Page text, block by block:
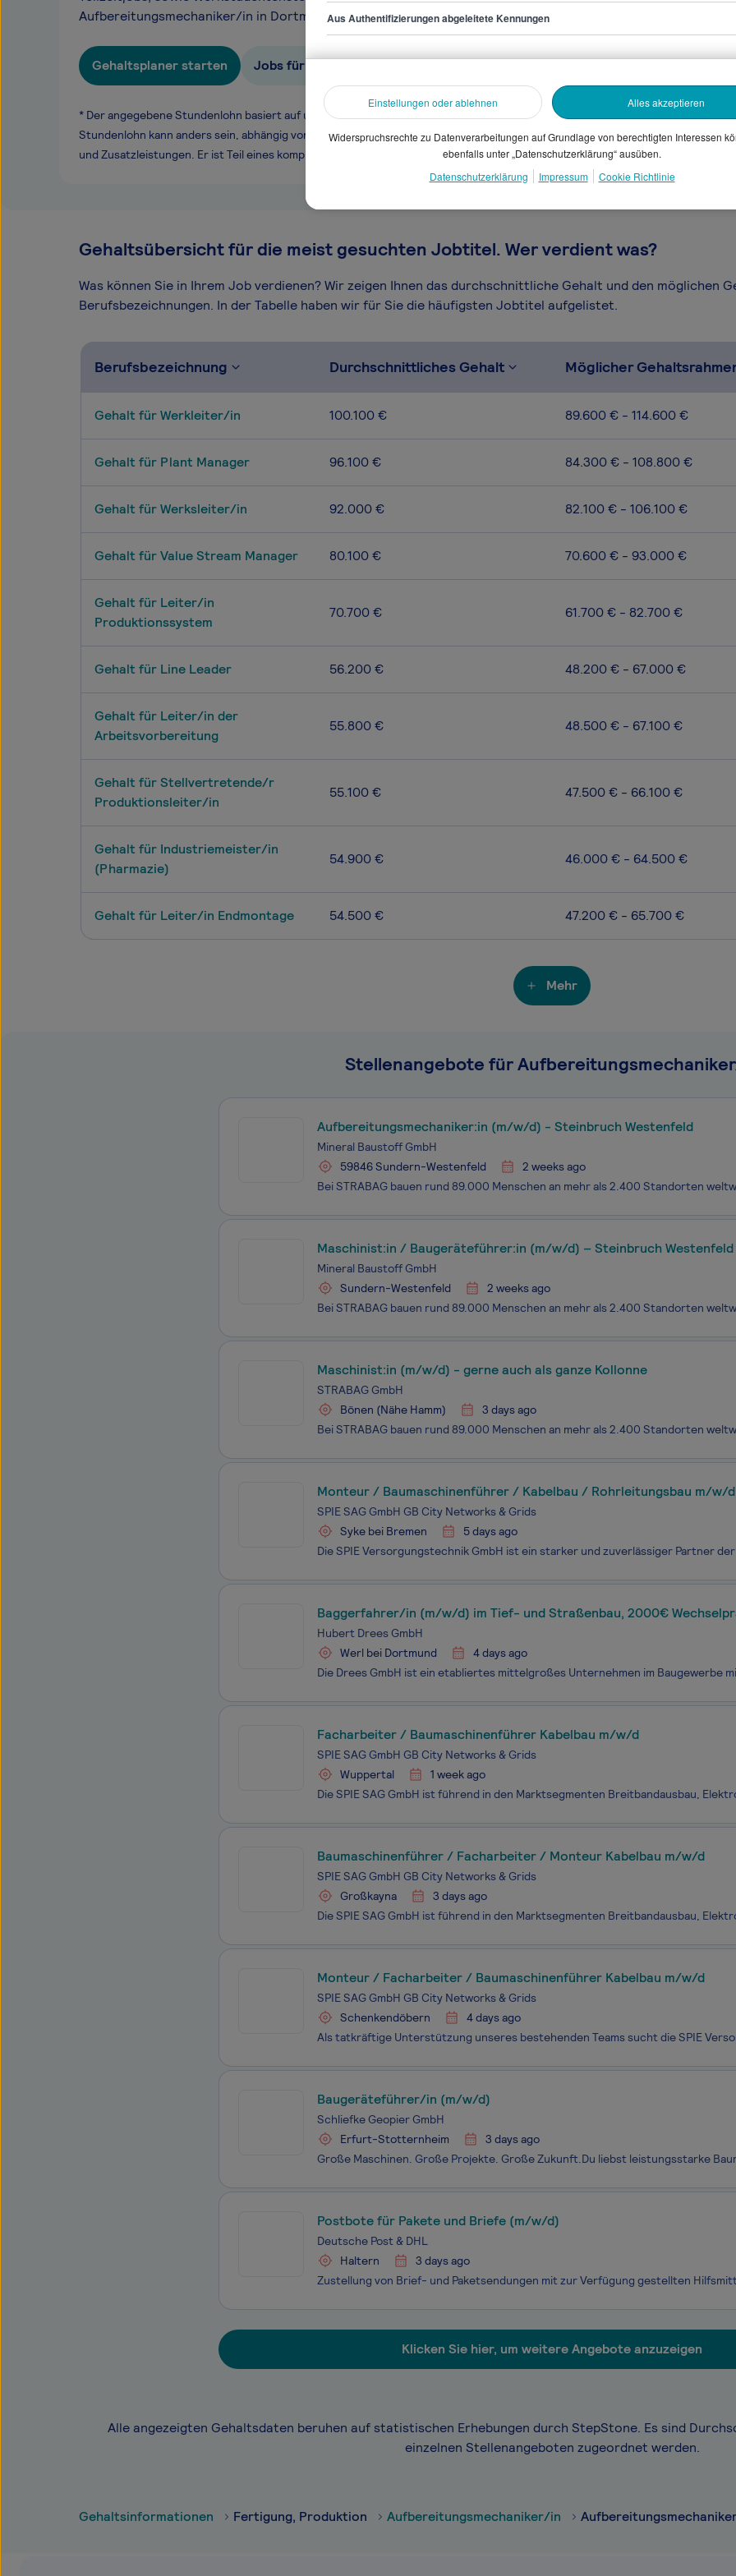
Aufbereitungsmechaniker/in in Dortmund.
Gehaltsplaner starten Jobs für Aufbereitungsmechaniker/in
* Der angegebene Stundenlohn basiert auf unseren gesammelten Daten. Dein
Stundenlohn kann anders sein, abhängig von Überstunden, Branche, Selbstständigkeit
und Zusatzleistungen. Er ist Teil eines komplexen Vergütungssystems.
Gehaltsübersicht für die meist gesuchten Jobtitel. Wer verdient was?
Was können Sie in Ihrem Job verdienen? Wir zeigen Ihnen das durchschnittliche Gehalt und den möglichen
Berufsbezeichnungen. In der Tabelle haben wir für Sie die häufigsten Jobtitel aufgelistet.
Berufsbezeichnung Durchschnittliches Gehalt Möglicher
Gehalt für Werkleiter/in 100.100 € 89.600 € - 114.600 €
Gehalt für Plant Manager 96.100 € 84.300 € - 108.800 €
Gehalt für Werksleiter/in 92.000 € 82.100 € - 106.100 €
Gehalt für Value Stream Manager 80.100 € 70.600 € - 93.000 €
Gehalt für Leiter/in
Produktionssystem
70.700 € 61.700 € - 82.700 €
Gehalt für Line Leader 56.200 € 48.200 € - 67.000 €
Gehalt für Leiter/in der
Arbeitsvorbereitung
55.800 € 48.500 € - 67.100 €
Gehalt für Stellvertretende/r
Produktionsleiter/in
55.100 € 47.500 € - 66.100 €
Gehalt für Industriemeister/in
(Pharmazie)
54.900 € 46.000 € - 64.500 €
Gehalt für Leiter/in Endmontage 54.500 € 47.200 € - 65.700 €
Mehr
Stellenangebote für
Aufbereitungsmechaniker:in (m/w/d) - Steinbruch Westenfeld
Mineral Baustoff GmbH
59846 Sundern-Westenfeld
2 weeks ago
Maschinist:in / Baugeräteführer:in (m/w/d) – Steinbruch Westenfeld
Mineral Baustoff GmbH
Sundern-Westenfeld
2 weeks ago
Maschinist:in (m/w/d) - gerne auch als ganze Kollonne
STRABAG GmbH
Bönen (Nähe Hamm)
3 days ago
Monteur / Baumaschinenführer / Kabelbau / Rohrleitungsbau m/w/d
SPIE SAG GmbH GB City Networks & Grids
Syke bei Bremen
5 days ago
Baggerfahrer/in (m/w/d) im Tief- und Straßenbau, 2000€
Hubert Drees GmbH
Werl bei Dortmund
4 days ago
Facharbeiter / Baumaschinenführer Kabelbau m/w/d
SPIE SAG GmbH GB City Networks & Grids
Wuppertal
1 week ago
Baumaschinenführer / Facharbeiter / Monteur Kabelbau m/w/d
SPIE SAG GmbH GB City Networks & Grids
Großkayna
3 days ago
Monteur / Facharbeiter / Baumaschinenführer Kabelbau m/w/d
SPIE SAG GmbH GB City Networks & Grids
Schenkendöbern
4 days ago
Baugeräteführer/in (m/w/d)
Schliefke Geopier GmbH
Erfurt-Stotternheim
3 days ago
Postbote für Pakete und Briefe (m/w/d)
Deutsche Post & DHL
Haltern
3 days ago
Klicken Sie hier, um weitere Angebote anzuzeigen
Alle angezeigten Gehaltsdaten beruhen auf statistischen Erhebungen durch StepStone. Es sind
einzelnen Stellenangeboten zugeordnet werden.
Gehaltsinformationen Fertigung, Produktion Aufbereitungsmechaniker/in
Aus Authentifizierungen abgeleitete Kennungen
Einstellungen oder ablehnen Alles akzeptieren
Widerspruchsrechte zu Datenverarbeitungen auf Grundlage von berechtigten Interessen
ebenfalls unter „Datenschutzerklärung“ ausüben.
Datenschutzerklärung
Impressum Cookie Richtlinie